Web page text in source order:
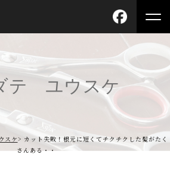
テ ユウスケ
スケ
カット失敗！根元に短くてチクチクした髪がたく
さんある・・